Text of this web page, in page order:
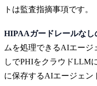
トは監査指摘事項です。
HIPAAガードレールなし
ムを処理できるAIエー
しでPHIをクラウドLLM
に保存するAIエージェン